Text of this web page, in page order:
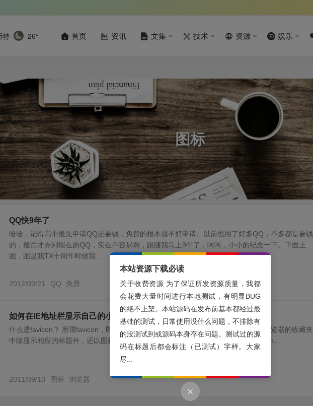
特 26° 首页 资讯 文集 技术 资源 娱乐
图标
QQ快9年了
哈哈，记得高中最先申请QQ还要钱，免费的根本就不好申请。以前也用了好多QQ，不多都是要钱
的，最后才弄到现在的QQ，实在不容易啊，跟随我马上9年了，呵呵，小小的纪念一下。下面上
图，图是我TX十周年时候我...
2012/03/21 QQ 免费
如何在IE地址栏显示自己的小图标
什么是favicon？ 所谓favicon，即Favorites Icon的缩写，顾名思义，便是其可以让浏览器的收藏夹
中除显示相应的标题外，还以图标的方式区别不同的网站。当然，这不仅仅是Favicon...
2011/09/10 图标 浏览器
本站资源下载必读
关于收费资源 为了保证所发资源质量，我都
会花费大量时间进行本地测试，有明显BUG
的绝不上架。本站源码在发布前基本都经过最
基础的测试，日常使用没什么问题，不排除有
的没测试到或源码本身存在问题。测试过的源
码在标题后都会标注（已测试）字样。大家
尽...